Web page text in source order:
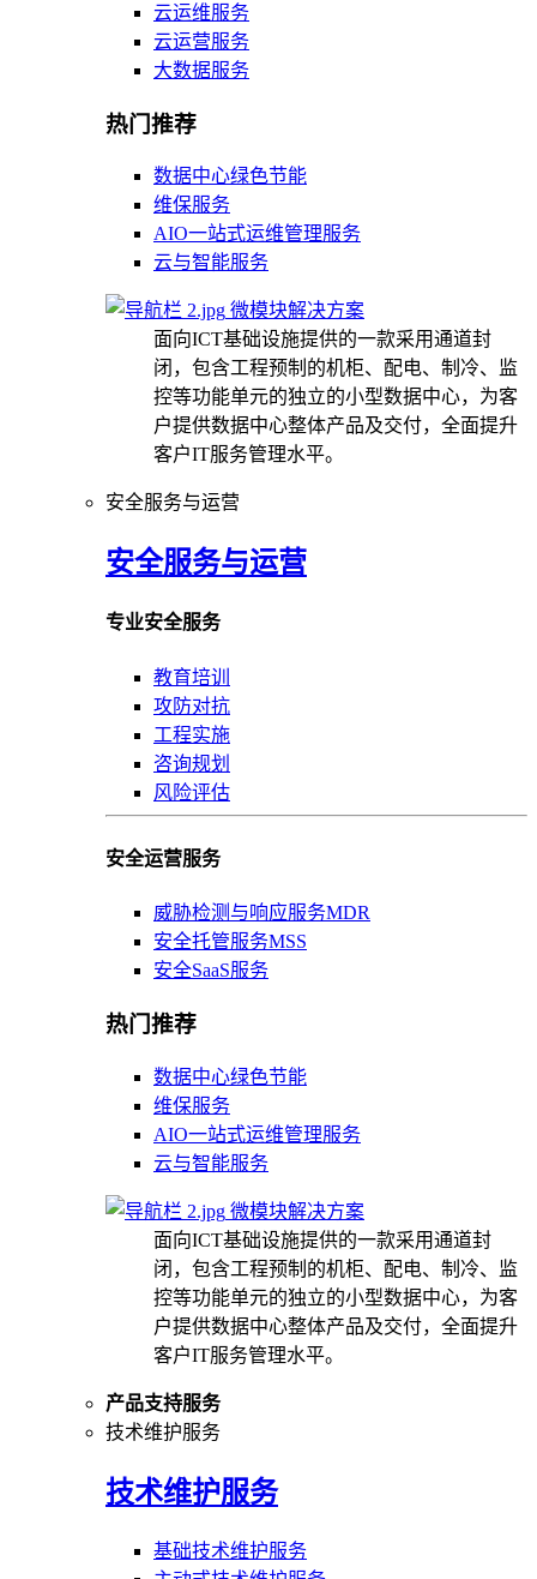
云运维服务
云运营服务
大数据服务
热门推荐
数据中心绿色节能
维保服务
AIO一站式运维管理服务
云与智能服务
微模块解决方案
面向ICT基础设施提供的一款采用通道封
闭，包含工程预制的机柜、配电、制冷、监
控等功能单元的独立的小型数据中心，为客
户提供数据中心整体产品及交付，全面提升
客户IT服务管理水平。
安全服务与运营
安全服务与运营
专业安全服务
教育培训
攻防对抗
工程实施
咨询规划
风险评估
安全运营服务
威胁检测与响应服务MDR
安全托管服务MSS
安全SaaS服务
热门推荐
数据中心绿色节能
维保服务
AIO一站式运维管理服务
云与智能服务
微模块解决方案
面向ICT基础设施提供的一款采用通道封
闭，包含工程预制的机柜、配电、制冷、监
控等功能单元的独立的小型数据中心，为客
户提供数据中心整体产品及交付，全面提升
客户IT服务管理水平。
产品支持服务
技术维护服务
技术维护服务
基础技术维护服务